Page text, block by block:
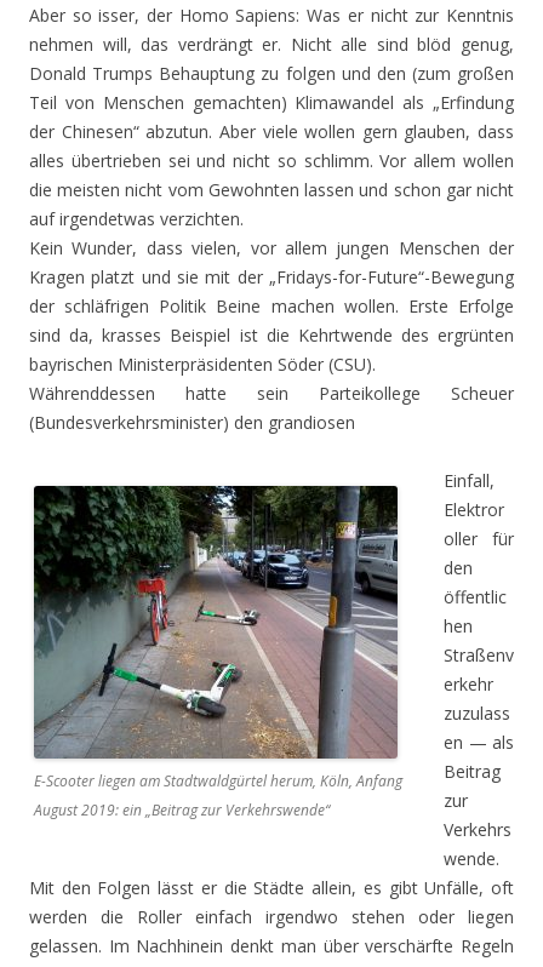
Aber so isser, der Homo Sapiens: Was er nicht zur Kenntnis
nehmen will, das verdrängt er. Nicht alle sind blöd genug,
Donald Trumps Behauptung zu folgen und den (zum großen
Teil von Menschen gemachten) Klimawandel als „Erfindung
der Chinesen“ abzutun. Aber viele wollen gern glauben, dass
alles übertrieben sei und nicht so schlimm. Vor allem wollen
die meisten nicht vom Gewohnten lassen und schon gar nicht
auf irgendetwas verzichten.
Kein Wunder, dass vielen, vor allem jungen Menschen der
Kragen platzt und sie mit der „Fridays-for-Future“-Bewegung
der schläfrigen Politik Beine machen wollen. Erste Erfolge
sind da, krasses Beispiel ist die Kehrtwende des ergrünten
bayrischen Ministerpräsidenten Söder (CSU).
Währenddessen hatte sein Parteikollege Scheuer
(Bundesverkehrsminister) den grandiosen
E-Scooter liegen am Stadtwaldgürtel herum, Köln, Anfang
August 2019: ein „Beitrag zur Verkehrswende“
Einfall,
Elektror
oller für
den
öffentlic
hen
Straßenv
erkehr
zuzulass
en — als
Beitrag
zur
Verkehrs
wende.
Mit den Folgen lässt er die Städte allein, es gibt Unfälle, oft
werden die Roller einfach irgendwo stehen oder liegen
gelassen. Im Nachhinein denkt man über verschärfte Regeln